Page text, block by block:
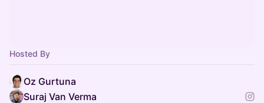
Hosted By
Oz Gurtuna
Suraj Van Verma